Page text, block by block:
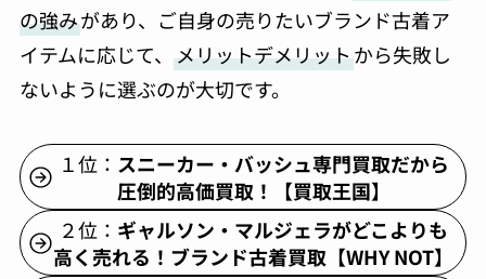
の強みがあり、ご自身の売りたいブランド古着ア
イテムに応じて、 メリットデメリットから失敗し
ないように選ぶのが大切です。
１位： スニーカー・バッシュ専門買取だから
圧倒的高価買取！【買取王国】
２位： ギャルソン・マルジェラがどこよりも
高く売れる！ブランド古着買取【WHY NOT】